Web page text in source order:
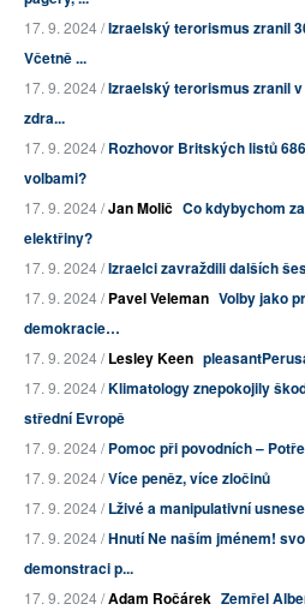
17. 9. 2024 /Izraelský terorismus zranil
Včetně ...
17. 9. 2024 /Izraelský terorismus zranil
zdra...
17. 9. 2024 /Rozhovor Britských listů
volbami?
17. 9. 2024 /Jan Molič Co kdybychom
elektřiny?
17. 9. 2024 /Izraelci zavraždili dalších
17. 9. 2024 /Pavel Veleman Volby jako
demokracie…
17. 9. 2024 /Lesley Keen
17. 9. 2024 /Klimatology znepokojily
střední Evropě
17. 9. 2024 /Pomoc při povodních –
17. 9. 2024 /Více peněz, více zločinů
17. 9. 2024 /Lživé a manipulativní
17. 9. 2024 /Hnutí Ne naším jménem!
demonstraci p...
17. 9. 2024 /Adam Ročárek Zemřel